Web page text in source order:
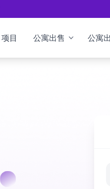
项目 公寓出售 公寓